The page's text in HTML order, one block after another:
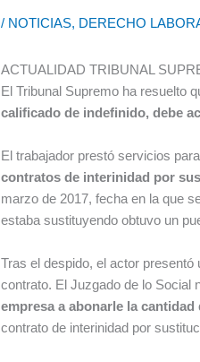
/ NOTICIAS, DERECHO
ACTUALIDAD TRIBUNAL
El Tribunal Supremo ha resuelto
calificado de indefinido, debe
El trabajador prestó servicios
contratos de interinidad por
marzo de 2017, fecha en la que
estaba sustituyendo obtuvo un
Tras el despido, el actor
contrato. El Juzgado de lo Social
empresa a abonarle la cantidad
contrato de interinidad por